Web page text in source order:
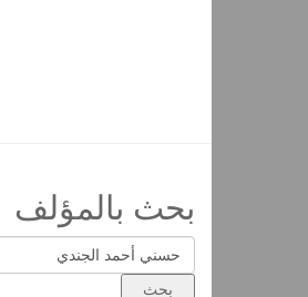
بحث بالمؤلف